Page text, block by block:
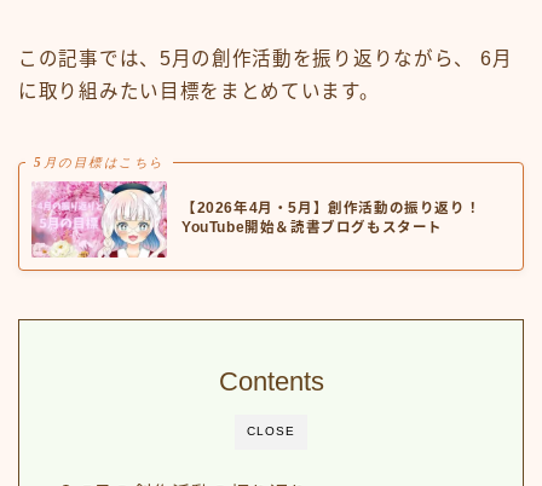
この記事では、5月の創作活動を振り返りながら、 6月
に取り組みたい目標をまとめています。
5月の目標はこちら
【2026年4月・5月】創作活動の振り返り！
YouTube開始＆読書ブログもスタート
CLOSE
Contents